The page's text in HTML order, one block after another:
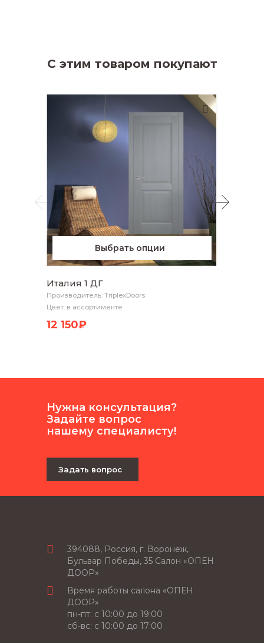
С этим товаром покупают
Выбрать опции
Италия 1 ДГ
Производитель: TriplexDoors
Цвет: в ассортименте
12 150₽
Нужна консультация?
Задайте вопрос
нашему специалисту!
Задать вопрос
394088, Россия, г. Воронеж,
Бульвар Победы, 35 Салон «ОПЕН
ДООР»
Время работы салона «ОПЕН
ДООР»
пн-пт: c 10:00 до 19:00
сб-вс: с 10:00 до 17:00